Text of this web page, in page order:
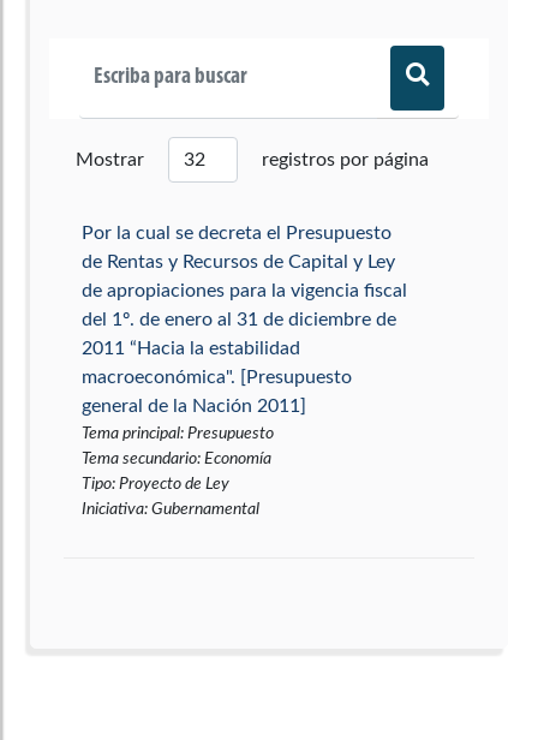
Mostrar registros por página
Por la cual se decreta el Presupuesto
de Rentas y Recursos de Capital y Ley
de apropiaciones para la vigencia fiscal
del 1º. de enero al 31 de diciembre de
2011 “Hacia la estabilidad
macroeconómica". [Presupuesto
general de la Nación 2011]
Tema principal: Presupuesto
Tema secundario: Economía
Tipo: Proyecto de Ley
Iniciativa: Gubernamental